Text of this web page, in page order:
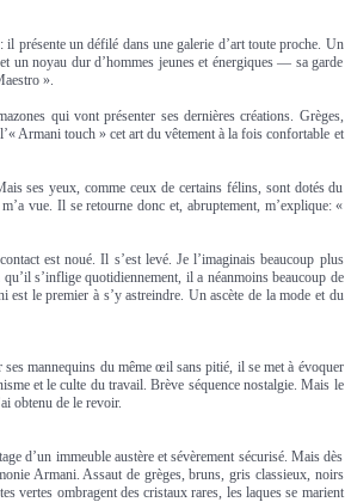
présente un défilé dans une galerie d’art toute proche. Un
un noyau dur d’hommes jeunes et énergiques — sa garde
».
qui vont présenter ses dernières créations. Grèges,
Armani touch » cet art du vêtement à la fois confortable et
ses yeux, comme ceux de certains félins, sont dotés du
vue. Il se retourne donc et, abruptement, m’explique: «
est noué. Il s’est levé. Je l’imaginais beaucoup plus
s’inflige quotidiennement, il a néanmoins beaucoup de
le premier à s’y astreindre. Un ascète de la mode et du
mannequins du même œil sans pitié, il se met à évoquer
et le culte du travail. Brève séquence nostalgie. Mais le
obtenu de le revoir.
d’un immeuble austère et sévèrement sécurisé. Mais dès
Armani. Assaut de grèges, bruns, gris classieux, noirs
vertes ombragent des cristaux rares, les laques se marient